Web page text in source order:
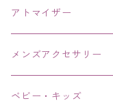
アトマイザー
メンズアクセサリー
リング、指輪
ベビー・キッズ